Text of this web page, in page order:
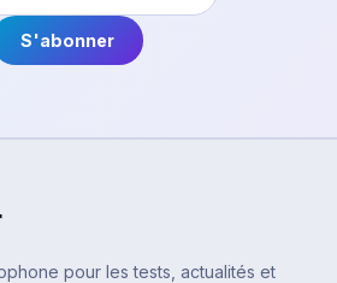
S'abonner
pour les tests, actualités et